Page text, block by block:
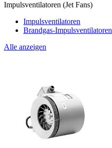
Impulsventilatoren (Jet Fans)
Impulsventilatoren
Brandgas-Impulsventilatoren
Alle anzeigen